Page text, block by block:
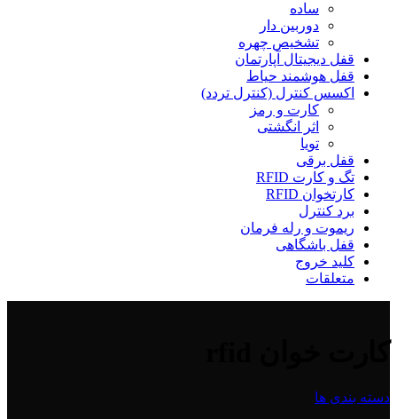
ساده
دوربین دار
تشخیص چهره
قفل دیجیتال آپارتمان
قفل هوشمند حیاط
اکسس کنترل (کنترل تردد)
کارت و رمز
اثر انگشتی
تویا
قفل برقی
تگ و کارت RFID
کارتخوان RFID
برد کنترل
ریموت و رله فرمان
قفل باشگاهی
کلید خروج
متعلقات
دسته بندی ها